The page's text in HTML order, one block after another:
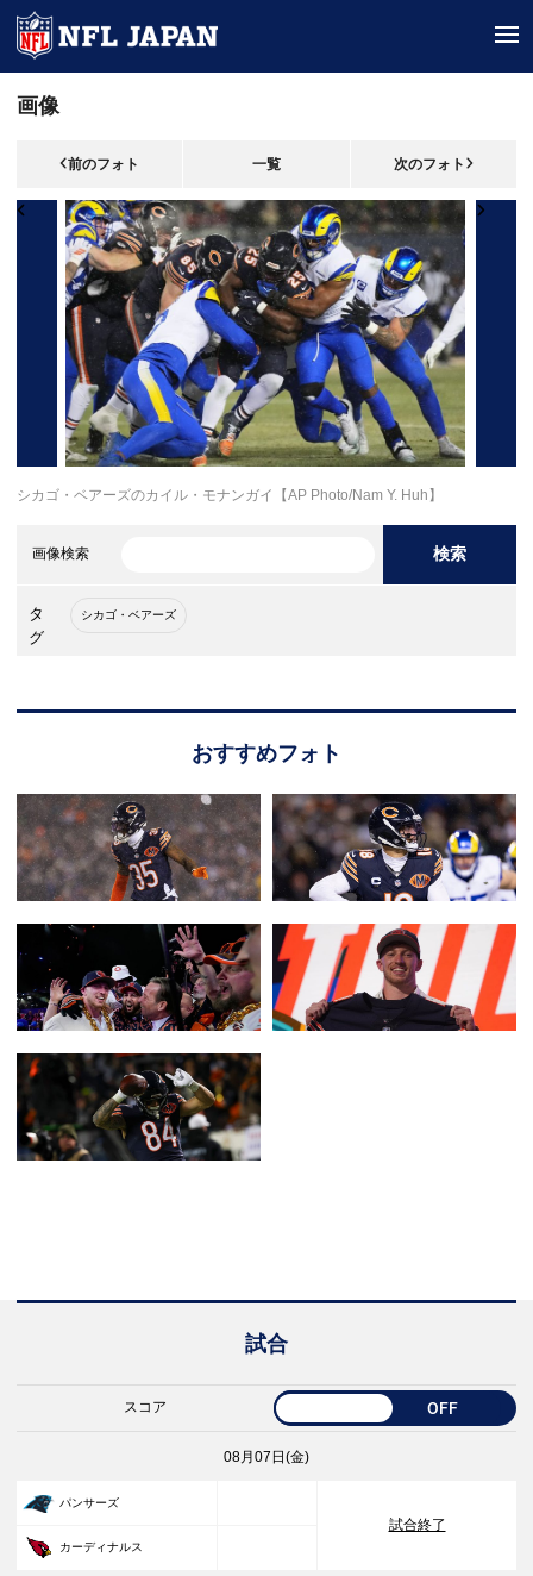
画像
前のフォト 一覧 次のフォト
シカゴ・ベアーズのカイル・モナンガイ【AP Photo/Nam Y. Huh】
画像検索 検索
タ
グ
シカゴ・ベアーズ
おすすめフォト
試合
スコア OFF
08月07日(金)
パンサーズ
試合終了
カーディナルス